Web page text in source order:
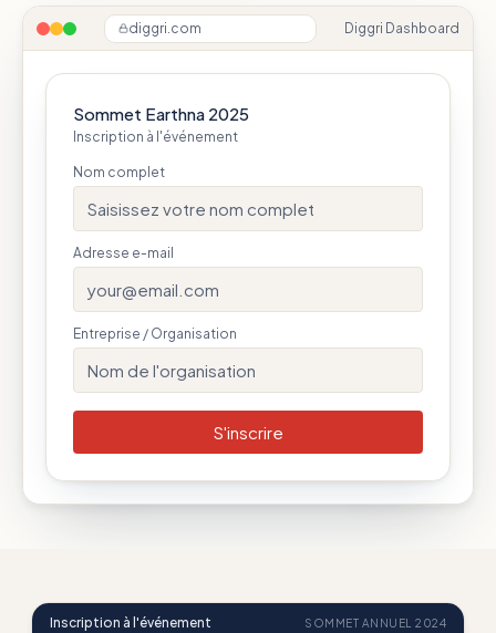
diggri.com Diggri Dashboard
Sommet Earthna 2025
Inscription à l'événement
Nom complet
Saisissez votre nom complet
Adresse e-mail
your@email.com
Entreprise / Organisation
Nom de l'organisation
S'inscrire
Inscription à l'événement SOMMET ANNUEL 2024